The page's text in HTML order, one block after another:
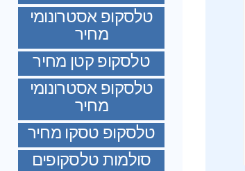
טלסקופ אסטרונומי
מחיר
טלסקופ קטן מחיר
טלסקופ אסטרונומי
מחיר
טלסקופ טסקו מחיר
סולמות טלסקופים